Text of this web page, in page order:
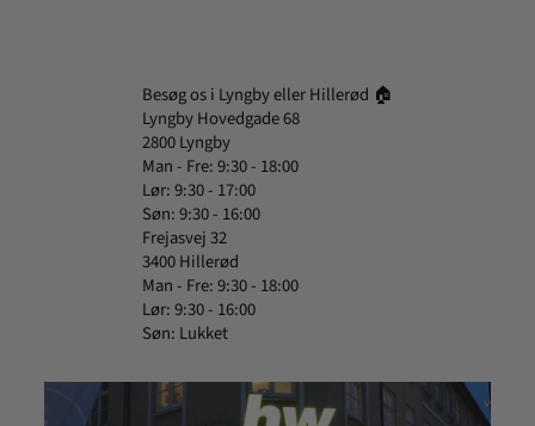
Besøg os i Lyngby eller Hillerød 🏠
Lyngby Hovedgade 68
2800 Lyngby
Man - Fre: 9:30 - 18:00
Lør: 9:30 - 17:00
Søn: 9:30 - 16:00
Frejasvej 32
3400 Hillerød
Man - Fre: 9:30 - 18:00
Lør: 9:30 - 16:00
Søn: Lukket